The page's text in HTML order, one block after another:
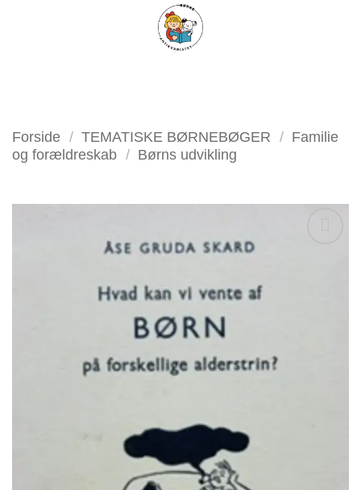
FILTER
Forside / TEMATISKE BØRNEBØGER / Familie
og forældreskab / Børns udvikling